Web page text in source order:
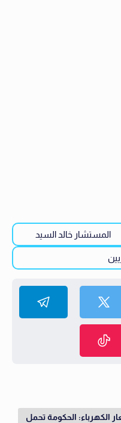
المستشار خالد السيد
الكهرباء: الحكومة تحمل